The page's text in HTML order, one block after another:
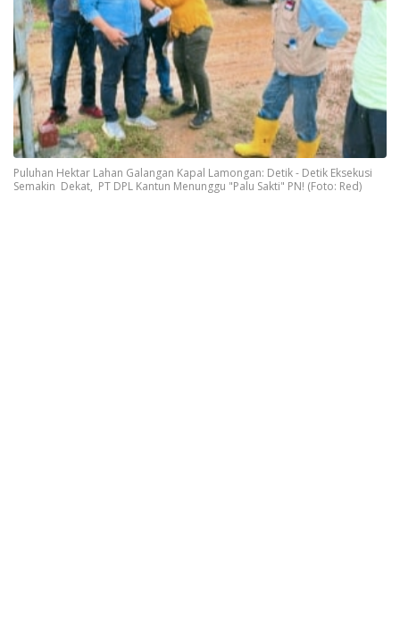
Puluhan Hektar Lahan Galangan Kapal Lamongan: Detik - Detik Eksekusi
Semakin Dekat, PT DPL Kantun Menunggu "Palu Sakti" PN! (Foto: Red)